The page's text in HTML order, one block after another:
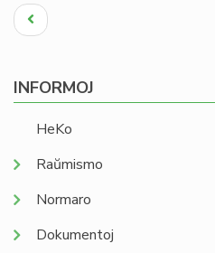
Pagination
Antaŭa
paĝo
INFORMOJ
HeKo
Raŭmismo
Normaro
Dokumentoj